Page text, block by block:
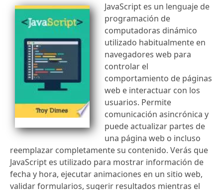
JavaScript es un lenguaje de
programación de
computadoras dinámico
utilizado habitualmente en
navegadores web para
controlar el
comportamiento de páginas
web e interactuar con los
usuarios. Permite
comunicación asincrónica y
puede actualizar partes de
una página web o incluso
reemplazar completamente su contenido. Verás que
JavaScript es utilizado para mostrar información de
fecha y hora, ejecutar animaciones en un sitio web,
validar formularios, sugerir resultados mientras el